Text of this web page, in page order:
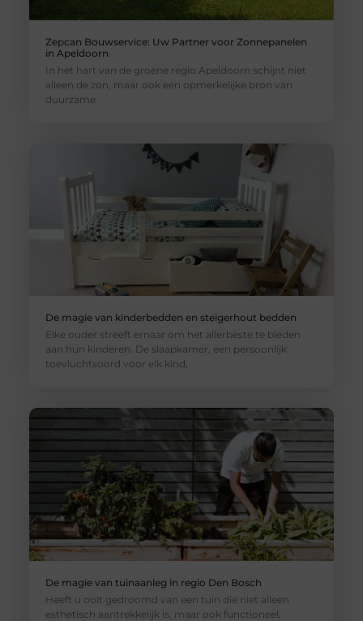
Zepcan Bouwservice: Uw Partner voor Zonnepanelen
in Apeldoorn
In het hart van de groene regio Apeldoorn schijnt niet
alleen de zon, maar ook een opmerkelijke bron van
duurzame
De magie van kinderbedden en steigerhout bedden
Elke ouder streeft ernaar om het allerbeste te bieden
aan hun kinderen. De slaapkamer, een persoonlijk
toevluchtsoord voor elk kind,
De magie van tuinaanleg in regio Den Bosch
Heeft u ooit gedroomd van een tuin die niet alleen
esthetisch aantrekkelijk is, maar ook functioneel,